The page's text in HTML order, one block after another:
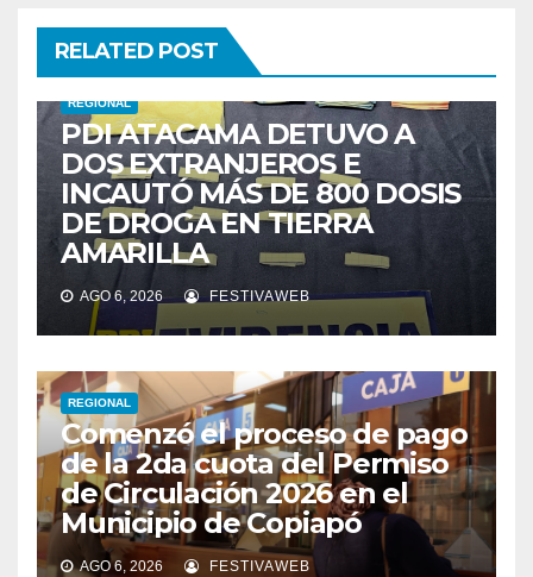
RELATED POST
REGIONAL
PDI ATACAMA DETUVO A
DOS EXTRANJEROS E
INCAUTÓ MÁS DE 800 DOSIS
DE DROGA EN TIERRA
AMARILLA
AGO 6, 2026 FESTIVAWEB
REGIONAL
Comenzó el proceso de pago
de la 2da cuota del Permiso
de Circulación 2026 en el
Municipio de Copiapó
AGO 6, 2026 FESTIVAWEB